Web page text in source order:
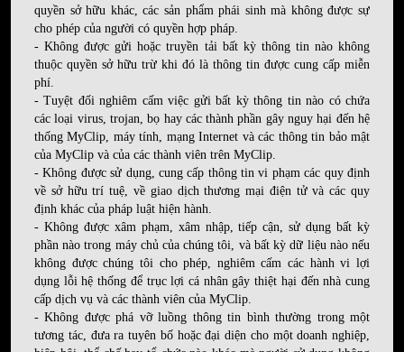
quyền sở hữu khác, các sản phẩm phái sinh mà không được sự
cho phép của người có quyền hợp pháp.
- Không được gửi hoặc truyền tải bất kỳ thông tin nào không
thuộc quyền sở hữu trừ khi đó là thông tin được cung cấp miễn
phí.
- Tuyệt đối nghiêm cấm việc gửi bất kỳ thông tin nào có chứa
các loại virus, trojan, bọ hay các thành phần gây nguy hại đến hệ
thống MyClip, máy tính, mạng Internet và các thông tin bảo mật
của MyClip và của các thành viên trên MyClip.
- Không được sử dụng, cung cấp thông tin vi phạm các quy định
về sở hữu trí tuệ, về giao dịch thương mại điện tử và các quy
định khác của pháp luật hiện hành.
- Không được xâm phạm, xâm nhập, tiếp cận, sử dụng bất kỳ
phần nào trong máy chủ của chúng tôi, và bất kỳ dữ liệu nào nếu
không được chúng tôi cho phép, nghiêm cấm các hành vi lợi
dụng lỗi hệ thống để trục lợi cá nhân gây thiệt hại đến nhà cung
cấp dịch vụ và các thành viên của MyClip.
- Không được phá vỡ luồng thông tin bình thường trong một
tương tác, đưa ra tuyên bố hoặc đại diện cho một doanh nghiệp,